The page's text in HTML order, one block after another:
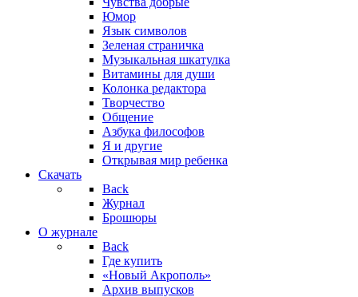
Юмор
Язык символов
Зеленая страничка
Музыкальная шкатулка
Витамины для души
Колонка редактора
Творчество
Общение
Азбука философов
Я и другие
Открывая мир ребенка
Скачать
Back
Журнал
Брошюры
О журнале
Back
Где купить
«Новый Акрополь»
Архив выпусков